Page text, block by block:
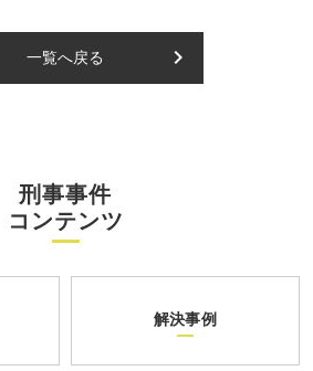
一覧へ戻る keyboard_arrow_right
刑事事件
コンテンツ
解決事例